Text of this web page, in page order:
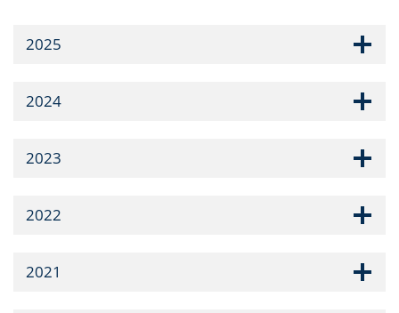
2025
2024
2023
2022
2021